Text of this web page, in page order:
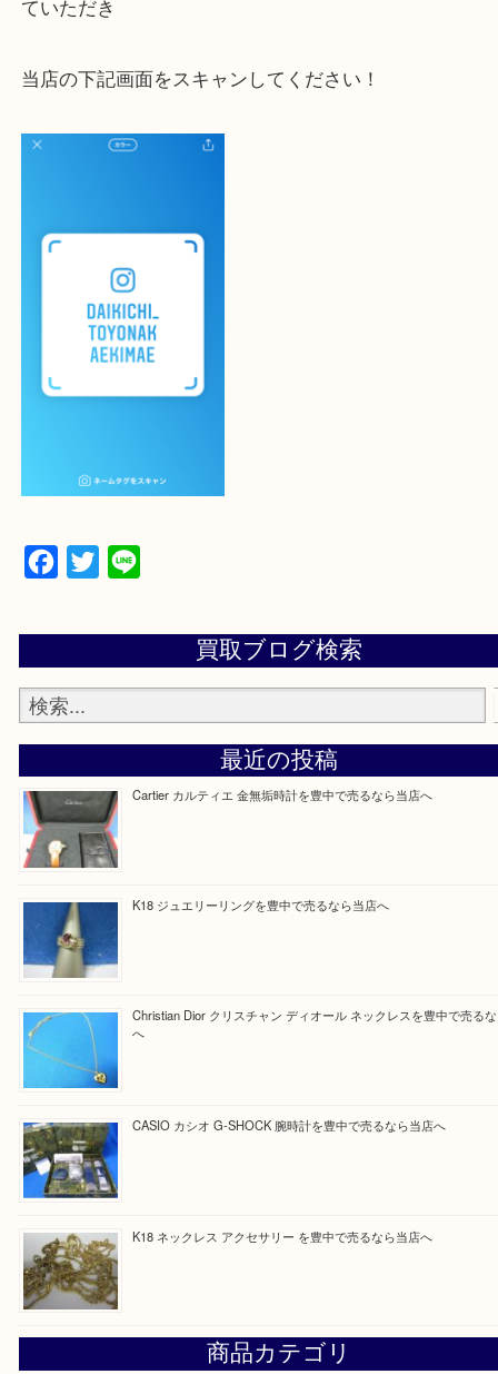
大吉 豊中駅前店に来てよかった！と思っていただ
一点一点を丁寧に査定いたします！
よかったらご登録お願いします！！
登録方法
設定の中にあるネームタグからネームタグをスキ
当店の下記画面をスキャンしてください！
Facebook
Twitter
Line
買取ブログ検索
最近の投稿